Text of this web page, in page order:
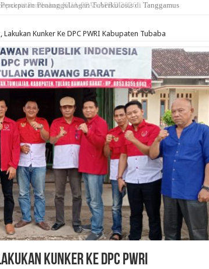
Penanggulangan Tuberkulosis di Tanggamus
Kunker Ke DPC PWRI Kabupaten Tubaba
Kunker Ke DPC PWRI